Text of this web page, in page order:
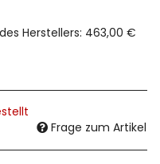
Herstellers: 463,00 €
Frage zum Artikel